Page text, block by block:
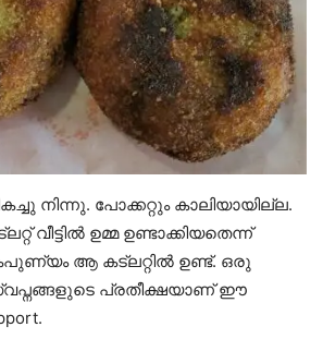
നിന്നു. പോക്കറ്റും കാലിയായില്ല.
വീട്ടിൽ ഉമ്മ ഉണ്ടാക്കിയതെന്ന്
ആ കട്ലറ്റിൽ ഉണ്ട്. ഒരു
പ്രതീക്ഷയാണ് ഈ